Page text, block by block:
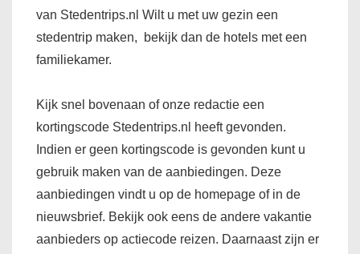
van Stedentrips.nl Wilt u met uw gezin een
stedentrip maken, bekijk dan de hotels met een
familiekamer.
Kijk snel bovenaan of onze redactie een
kortingscode Stedentrips.nl heeft gevonden.
Indien er geen kortingscode is gevonden kunt u
gebruik maken van de aanbiedingen. Deze
aanbiedingen vindt u op de homepage of in de
nieuwsbrief. Bekijk ook eens de andere vakantie
aanbieders op actiecode reizen. Daarnaast zijn er